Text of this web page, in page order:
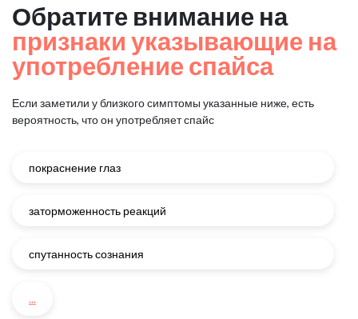
Обратите внимание на
признаки указывающие на
употребление спайса
Если заметили у близкого симптомы указанные ниже, есть
вероятность, что он употребляет спайс
покраснение глаз
заторможенность реакций
спутанность сознания
...